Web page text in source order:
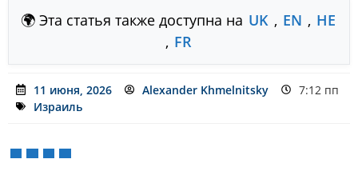
🌍 Эта статья также доступна на UK , EN , HE
, FR
11 июня, 2026 Alexander Khmelnitsky
7:12 пп
Израиль